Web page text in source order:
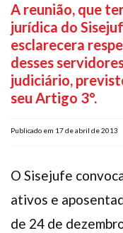
A reunião, que
jurídica do
esclarecera
desses
judiciário,
seu Artigo 3°.
Publicado em 17 de abril de 2013
O Sisejufe
ativos e
de 24 de
Sede Campestre
Nossos Convênios
Gympass Wellhub
Seguro Auto
Plano de Saúde
Assistência Funeral
Pós-graduação